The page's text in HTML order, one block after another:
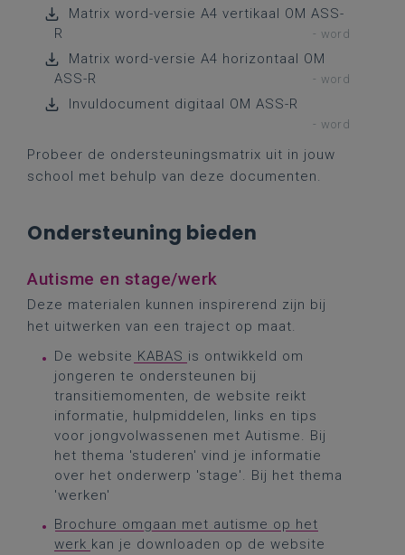
Matrix word-versie A4 vertikaal OM ASS-
R
- word
Matrix word-versie A4 horizontaal OM
ASS-R
- word
Invuldocument digitaal OM ASS-R
- word
Probeer de ondersteuningsmatrix uit in jouw
school met behulp van deze documenten.
Ondersteuning bieden
Autisme en stage/werk
Deze materialen kunnen inspirerend zijn bij
het uitwerken van een traject op maat.
De website KABAS is ontwikkeld om
jongeren te ondersteunen bij
transitiemomenten, de website reikt
informatie, hulpmiddelen, links en tips
voor jongvolwassenen met Autisme. Bij
het thema 'studeren' vind je informatie
over het onderwerp 'stage'. Bij het thema
'werken'
Brochure omgaan met autisme op het
werk kan je downloaden op de website